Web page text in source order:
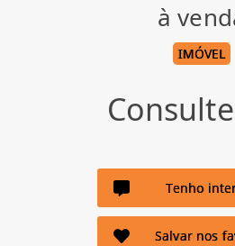
à
IMÓVEL
Tenho
Salvar nos